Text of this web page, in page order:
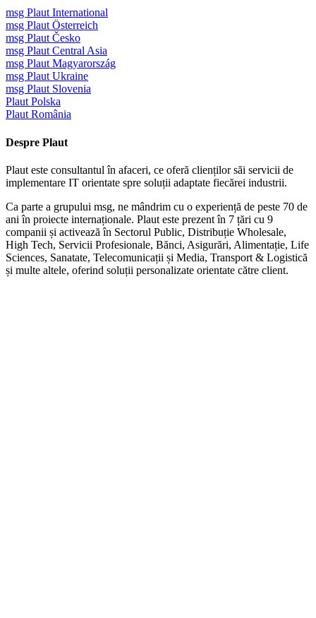
msg Plaut International
msg Plaut Österreich
msg Plaut Česko
msg Plaut Central Asia
msg Plaut Magyarország
msg Plaut Ukraine
msg Plaut Slovenia
Plaut Polska
Plaut România
Despre Plaut
Plaut este consultantul în afaceri, ce oferă clienților săi servicii de
implementare IT orientate spre soluții adaptate fiecărei industrii.
Ca parte a grupului msg, ne mândrim cu o experiență de peste 70 de
ani în proiecte internaționale. Plaut este prezent în 7 țări cu 9
companii și activează în Sectorul Public, Distribuție Wholesale,
High Tech, Servicii Profesionale, Bănci, Asigurări, Alimentație, Life
Sciences, Sanatate, Telecomunicații și Media, Transport & Logistică
și multe altele, oferind soluții personalizate orientate către client.